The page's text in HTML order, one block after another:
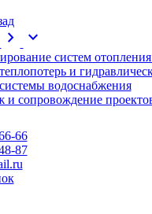
chevron_right expand_more
систем
и
водоснабжения
и сопровождение
66
87